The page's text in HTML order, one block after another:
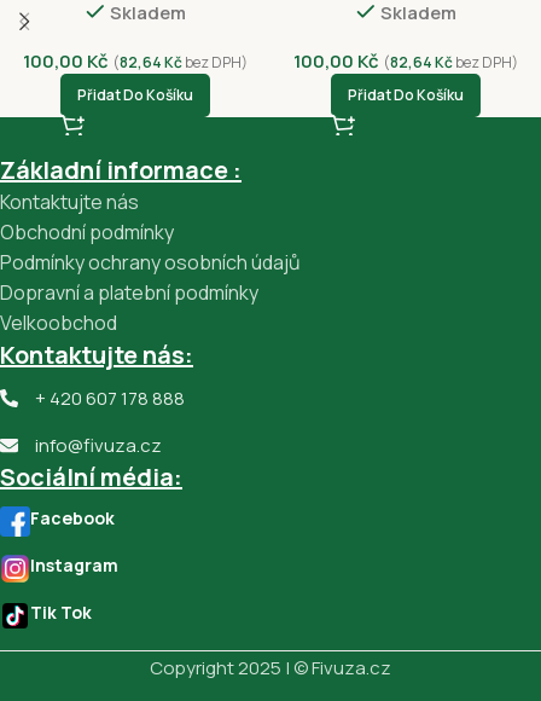
Skladem
100,00 Kč (82,64Kčbez DPH)
Přidat Do Košíku
Skladem
100,00 Kč (82,64Kčbez DPH)
Přidat Do Košíku
Základní informace :
Kontaktujte nás
Obchodní podmínky
Podmínky ochrany osobních údajů
Dopravní a platební podmínky
Velkoobchod
Kontaktujte nás:
+ 420 607 178 888
info@fivuza.cz
Sociální média:
Facebook
Instagram
Tik Tok
Copyright 2025 | © Fivuza.cz